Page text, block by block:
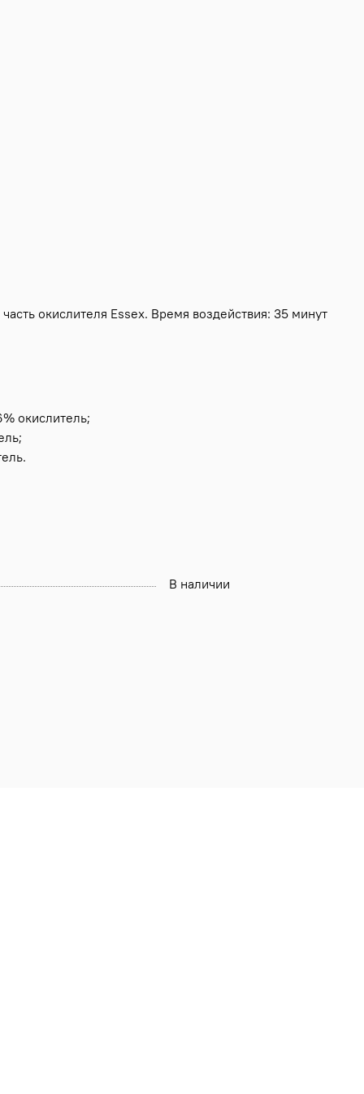
окислителя Essex. Время воздействия: 35 минут
окислитель;
В наличии